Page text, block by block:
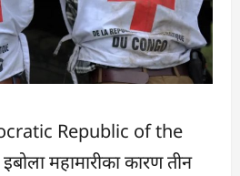
Republic of the
महामारीका कारण तीन